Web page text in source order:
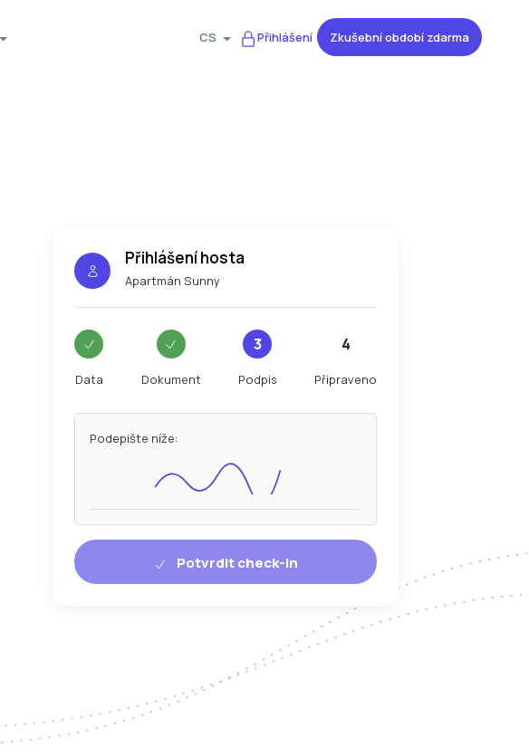
CS Přihlášení Zkušební období zdarma
Přihlášení hosta
Apartmán Sunny
Data Dokument
3
Podpis
4
Připraveno
Podepište níže:
Potvrdit check-in